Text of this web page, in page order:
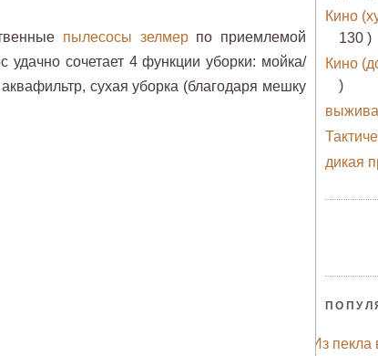
пылесосы зелмерпо приемлемой
удачно сочетает 4 функции уборки: мойка/
сухая уборка (благодаря мешку
Кино
130 )
Кино
)
дикая
Из